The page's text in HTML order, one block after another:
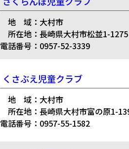
地 域：大村市
所在地：長崎県大村市松並1-1275
電話番号：0957-52-3339
くさぶえ児童クラブ
地 域：大村市
所在地：長崎県大村市富の原1-
電話番号：0957-55-1582